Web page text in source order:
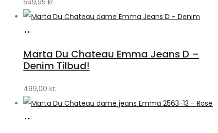
Klædeskabet.dk
Marta Du Chateau Emma Jeans D –
Denim Tilbud!
499,00 kr.